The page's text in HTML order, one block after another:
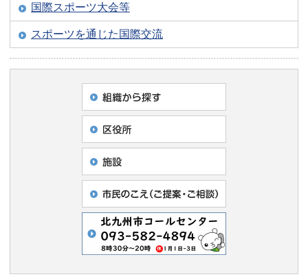
国際スポーツ大会等
スポーツを通じた国際交流